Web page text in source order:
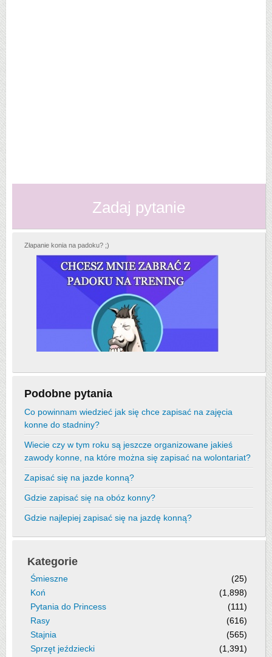
Zadaj pytanie
Złapanie konia na padoku? ;)
Podobne pytania
Co powinnam wiedzieć jak się chce zapisać na zajęcia
konne do stadniny?
Wiecie czy w tym roku są jeszcze organizowane jakieś
zawody konne, na które można się zapisać na wolontariat?
Zapisać się na jazde konną?
Gdzie zapisać się na obóz konny?
Gdzie najlepiej zapisać się na jazdę konną?
Kategorie
Śmieszne
(25)
Koń
(1,898)
Pytania do Princess
(111)
Rasy
(616)
Stajnia
(565)
Sprzęt jeździecki
(1,391)